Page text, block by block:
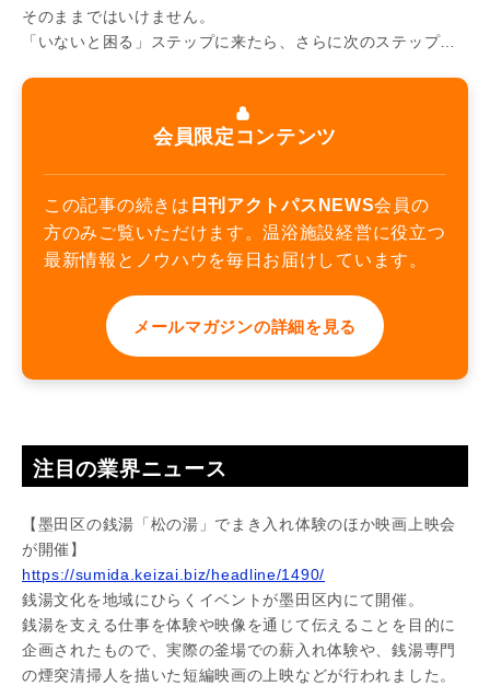
そのままではいけません。
「いないと困る」ステップに来たら、さらに次のステップ…
会員限定コンテンツ
この記事の続きは 日刊アクトパスNEWS会員の
方のみご覧いただけます。温浴施設経営に役立つ
最新情報とノウハウを毎日お届けしています。
メールマガジンの詳細を見る
注目の業界ニュース
【墨田区の銭湯「松の湯」でまき入れ体験のほか映画上映会
が開催】
https://sumida.keizai.biz/headline/1490/
銭湯文化を地域にひらくイベントが墨田区内にて開催。
銭湯を支える仕事を体験や映像を通じて伝えることを目的に
企画されたもので、実際の釜場での薪入れ体験や、銭湯専門
の煙突清掃人を描いた短編映画の上映などが行われました。